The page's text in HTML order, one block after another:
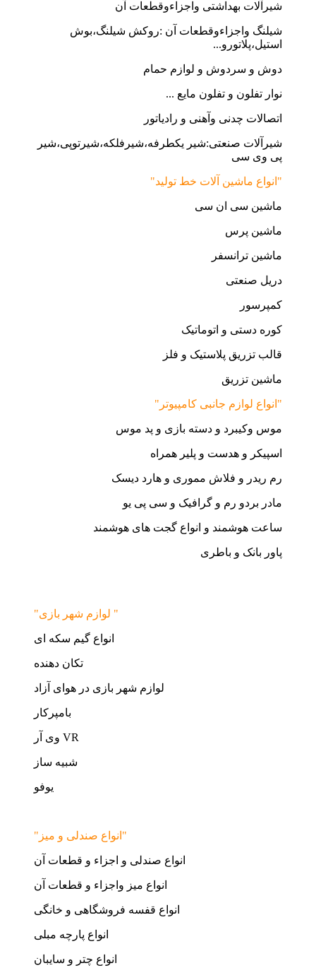
شیرآلات بهداشتی واجزاءوقطعات آن
شیلنگ واجزاءوقطعات آن :روکش شیلنگ،بوش
استیل،پلاتورو...
دوش و سردوش و لوازم حمام
نوار تفلون و تفلون مایع ...
اتصالات چدنی وآهنی و رادیاتور
شیرآلات صنعتی:شیر یکطرفه،شیرفلکه،شیرتوپی،شیر
پی وی سی
"انواع ماشین آلات خط تولید"
ماشین سی ان سی
ماشین پرس
ماشین ترانسفر
دریل صنعتی
کمپرسور
کوره دستی و اتوماتیک
قالب تزریق پلاستیک و فلز
ماشین تزریق
"انواع لوازم جانبی کامپیوتر"
موس وکیبرد و دسته بازی و پد موس
اسپیکر و هدست و پلیر همراه
رم ریدر و فلاش مموری و هارد دیسک
مادر بردو رم و گرافیک و سی پی یو
ساعت هوشمند و انواع گجت های هوشمند
پاور بانک و باطری
"لوازم شهر بازی "
انواع گیم سکه ای
تکان دهنده
لوازم شهر بازی در هوای آزاد
بامپرکار
وی آر VR
شبیه ساز
یوفو
"انواع صندلی و میز"
انواع صندلی و اجزاء و قطعات آن
انواع میز واجزاء و قطعات آن
انواع قفسه فروشگاهی و خانگی
انواع پارچه مبلی
انواع چتر و سایبان